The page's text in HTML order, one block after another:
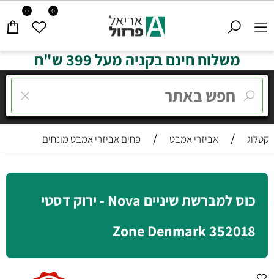
0 0
משלוח חינם בקניה מעל 399 ש"ח
קטלוג / אביזרי אמבט / פחים אביזרי אמבט מונחים
כוס למברשת שיניים Nova - ירוק דסטי
352018 Zone Denmark